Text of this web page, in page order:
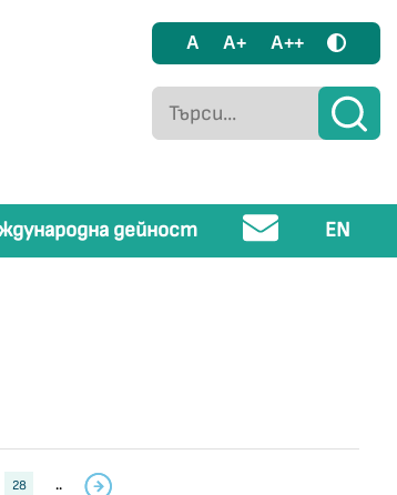
A A+ A++
дейност EN
28 ..